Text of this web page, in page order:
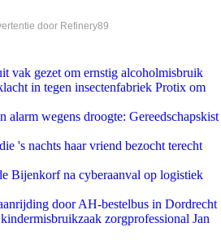
door Refinery89
vak gezet om ernstig alcoholmisbruik
in tegen insectenfabriek Protix om
alarm wegens droogte: Gereedschapskist
's nachts haar vriend bezocht terecht
Bijenkorf na cyberaanval op logistiek
door AH-bestelbus in Dordrecht
zorgprofessional Jan